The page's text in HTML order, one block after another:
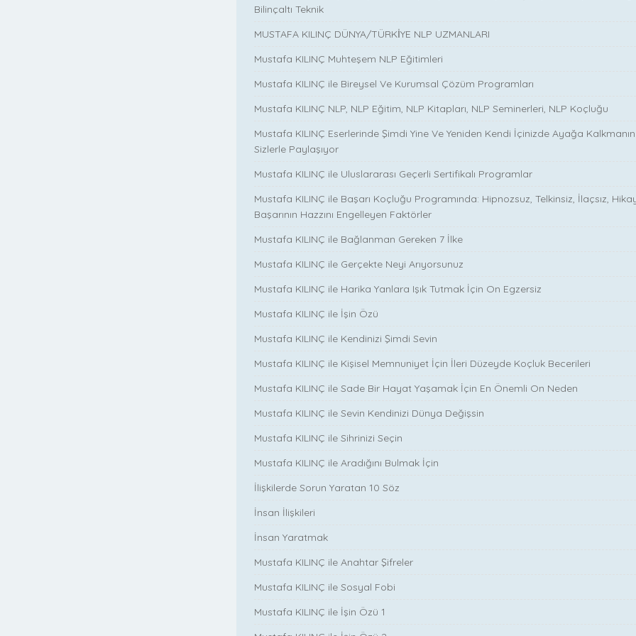
Bilinçaltı Teknik
MUSTAFA KILINÇ DÜNYA/TÜRKİYE NLP UZMANLARI
Mustafa KILINÇ Muhteşem NLP Eğitimleri
Mustafa KILINÇ ile Bireysel Ve Kurumsal Çözüm Programları
Mustafa KILINÇ NLP, NLP Eğitim, NLP Kitapları, NLP Seminerleri, NLP Koçluğu
Mustafa KILINÇ Eserlerinde Şimdi Yine Ve Yeniden Kendi İçinizde Ayağa
Sizlerle Paylaşıyor
Mustafa KILINÇ ile Uluslararası Geçerli Sertifikalı Programlar
Mustafa KILINÇ ile Başarı Koçluğu Programında: Hipnozsuz, Telkinsiz, İlaçsız,
Başarının Hazzını Engelleyen Faktörler
Mustafa KILINÇ ile Bağlanman Gereken 7 İlke
Mustafa KILINÇ ile Gerçekte Neyi Arıyorsunuz
Mustafa KILINÇ ile Harika Yanlara Işık Tutmak İçin On Egzersiz
Mustafa KILINÇ ile İşin Özü
Mustafa KILINÇ ile Kendinizi Şimdi Sevin
Mustafa KILINÇ ile Kişisel Memnuniyet İçin İleri Düzeyde Koçluk Becerileri
Mustafa KILINÇ ile Sade Bir Hayat Yaşamak İçin En Önemli On Neden
Mustafa KILINÇ ile Sevin Kendinizi Dünya Değişsin
Mustafa KILINÇ ile Sihrinizi Seçin
Mustafa KILINÇ ile Aradığını Bulmak İçin
İlişkilerde Sorun Yaratan 10 Söz
İnsan İlişkileri
İnsan Yaratmak
Mustafa KILINÇ ile Anahtar Şifreler
Mustafa KILINÇ ile Sosyal Fobi
Mustafa KILINÇ ile İşin Özü 1